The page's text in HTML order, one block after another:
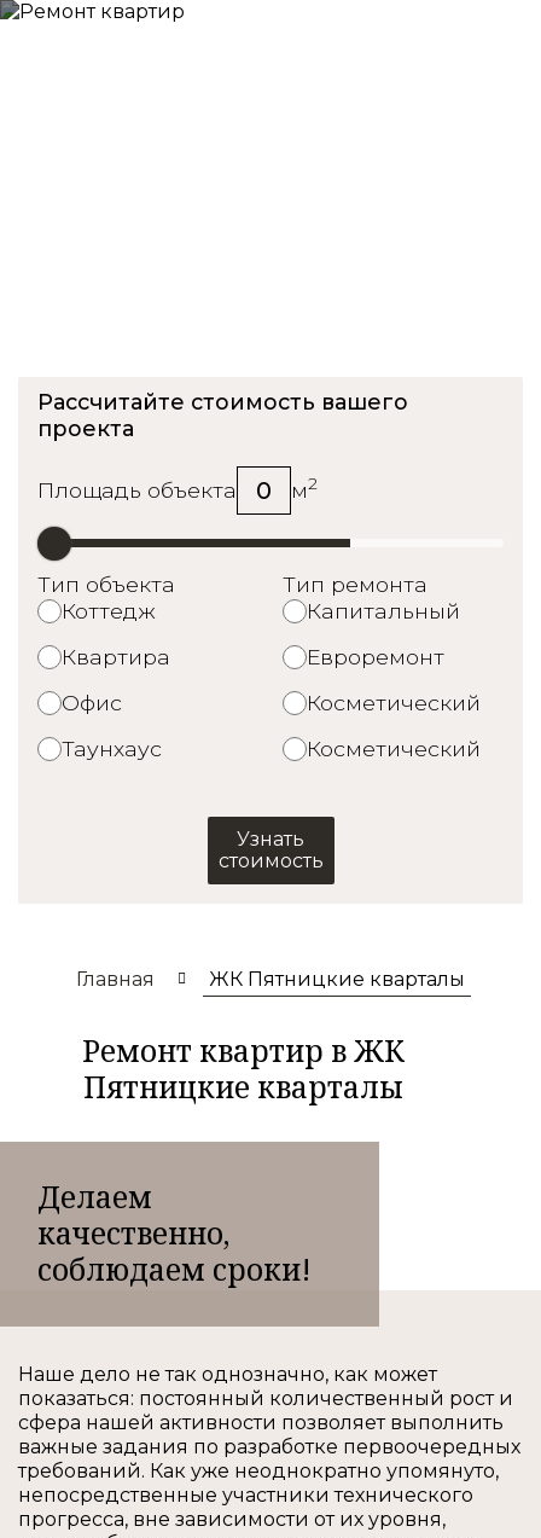
Рассчитайте стоимость вашего
проекта
Площадь объекта 0 м2
Тип объекта
Коттедж
Квартира
Офис
Таунхаус
Тип ремонта
Капитальный
Евроремонт
Косметический
Косметический
Узнать
стоимость
Главная ЖК Пятницкие кварталы
Ремонт квартир в ЖК
Пятницкие кварталы
Делаем
качественно,
соблюдаем сроки!
Наше дело не так однозначно, как может
показаться: постоянный количественный рост и
сфера нашей активности позволяет выполнить
важные задания по разработке первоочередных
требований. Как уже неоднократно упомянуто,
непосредственные участники технического
прогресса, вне зависимости от их уровня,